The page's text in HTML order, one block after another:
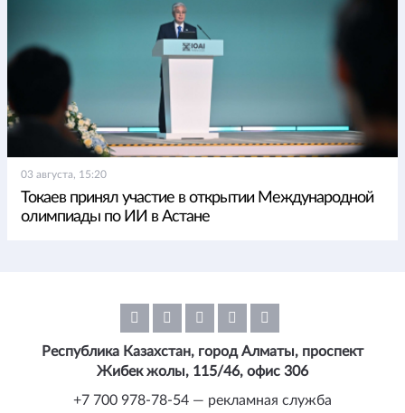
03 августа, 15:20
Токаев принял участие в открытии Международной
олимпиады по ИИ в Астане
Республика Казахстан, город Алматы, проспект
Жибек жолы, 115/46, офис 306
+7 700 978-78-54 — рекламная служба